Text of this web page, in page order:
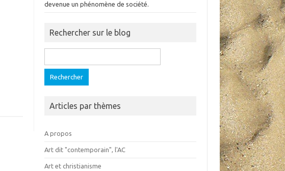
devenue un phénomène de société.
Rechercher sur le blog
Articles par thèmes
A propos
Art dit "contemporain", l'AC
Art et christianisme